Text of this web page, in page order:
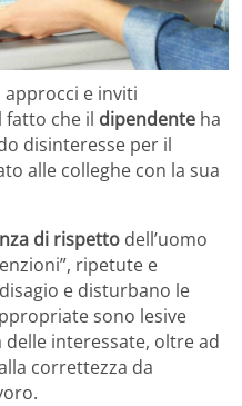
e inviti
che il dipendente ha
disinteresse per il
alle colleghe con la sua
di rispetto dell’uomo
ripetute e
e disturbano le
sono lesive
delle interessate, oltre ad
correttezza da